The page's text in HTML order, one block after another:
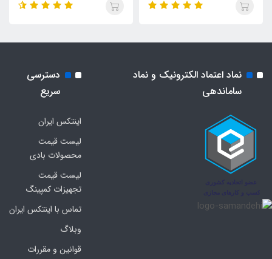
نماد اعتماد الکترونیک و نماد
ساماندهی
دسترسی
سریع
اینتکس ایران
لیست قیمت
محصولات بادی
لیست قیمت
تجهیزات کمپینگ
تماس با اینتکس ایران
وبلاگ
قوانین و مقررات